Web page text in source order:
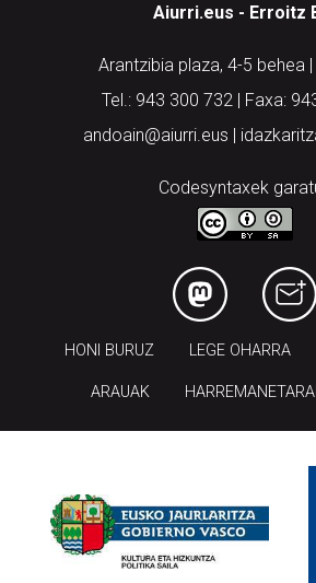
Aiurri.eus - Erroitz
Arantzibia plaza, 4-5 behea |
Tel.: 943 300 732 | Faxa:
andoain@aiurri.eus |
Codesyntaxek
HONI BURUZ LEGE OHARRA
ARAUAK